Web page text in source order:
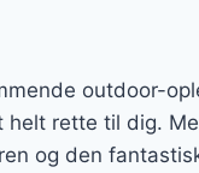
outdoor-
rette til dig.
og den